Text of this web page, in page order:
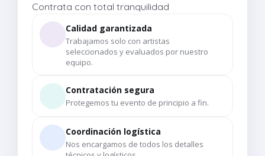
Contrata con total tranquilidad
Calidad garantizada
Trabajamos solo con artistas
seleccionados y evaluados por nuestro
equipo.
Contratación segura
Protegemos tu evento de principio a fin.
Coordinación logística
Nos encargamos de todos los detalles